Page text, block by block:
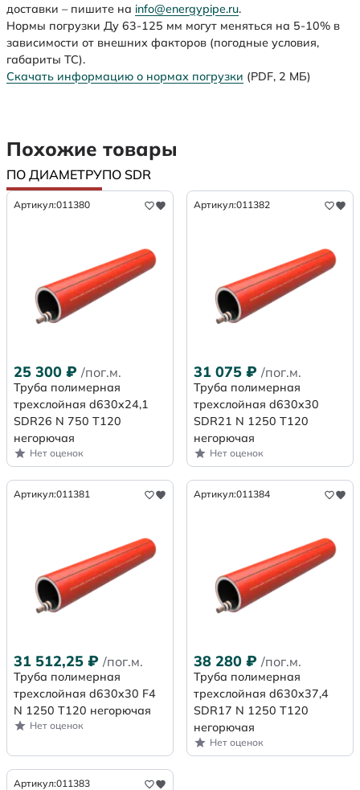
доставки – пишите на info@energypipe.ru.
Нормы погрузки Ду 63-125 мм могут меняться на 5-10% в
зависимости от внешних факторов (погодные условия,
габариты ТС).
Скачать информацию о нормах погрузки (PDF, 2 МБ)
Похожие товары
ПО ДИАМЕТРУПО SDR
Артикул:011380
25 300 ₽ /пог.м.
Труба полимерная
трехслойная d630x24,1
SDR26 N 750 Т120
негорючая
Нет оценок
Артикул:011382
31 075 ₽ /пог.м.
Труба полимерная
трехслойная d630x30
SDR21 N 1250 Т120
негорючая
Нет оценок
Артикул:011381
31 512,25 ₽ /пог.м.
Труба полимерная
трехслойная d630x30 F4
N 1250 Т120 негорючая
Нет оценок
Артикул:011384
38 280 ₽ /пог.м.
Труба полимерная
трехслойная d630x37,4
SDR17 N 1250 Т120
негорючая
Нет оценок
Артикул:011383